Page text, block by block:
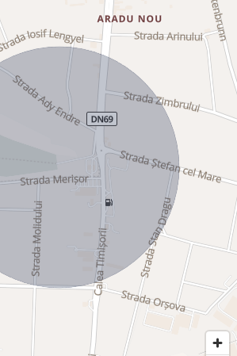
și complet utilată;
și amenajată mdoern;
și spațioase;
și confortabil.
public și principalele artere rutiere;
în zonă, inclusiv magazine, școli și